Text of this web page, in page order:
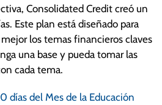
Consolidated Credit creó un
Este plan está diseñado para
los temas financieros claves
una base y pueda tomar las
cada tema.
días del Mes de la Educación